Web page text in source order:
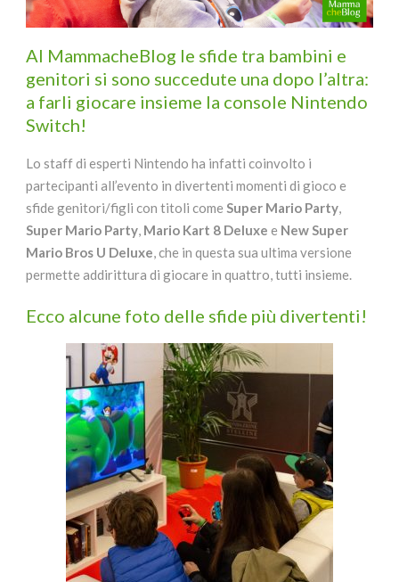
Al MammacheBlog le sfide tra bambini e
genitori si sono succedute una dopo l’altra:
a farli giocare insieme la console Nintendo
Switch!
Lo staff di esperti Nintendo ha infatti coinvolto i
partecipanti all’evento in divertenti momenti di gioco e
sfide genitori/figli con titoli come Super Mario Party,
Super Mario Party, Mario Kart 8 Deluxe e New Super
Mario Bros U Deluxe, che in questa sua ultima versione
permette addirittura di giocare in quattro, tutti insieme.
Ecco alcune foto delle sfide più divertenti!